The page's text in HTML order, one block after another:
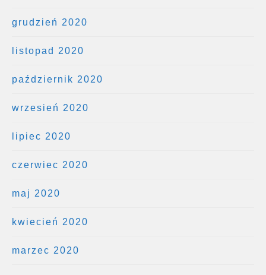
grudzień 2020
listopad 2020
październik 2020
wrzesień 2020
lipiec 2020
czerwiec 2020
maj 2020
kwiecień 2020
marzec 2020